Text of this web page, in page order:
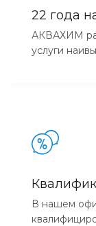
22 года
АКВАХИМ
услуги
В нашем